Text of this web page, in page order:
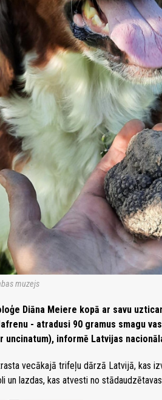
muzejs
Diāna Meiere kopā ar savu
- atradusi 90 gramus smagu
uncinatum), informē Latvijas
vecākajā trifeļu dārzā Latvijā, kas
un lazdas, kas atvesti no